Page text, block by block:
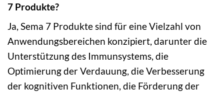
7 Produkte?
Ja, Sema 7 Produkte sind für eine Vielzahl von
Anwendungsbereichen konzipiert, darunter die
Unterstützung des Immunsystems, die
Optimierung der Verdauung, die Verbesserung
der kognitiven Funktionen, die Förderung der